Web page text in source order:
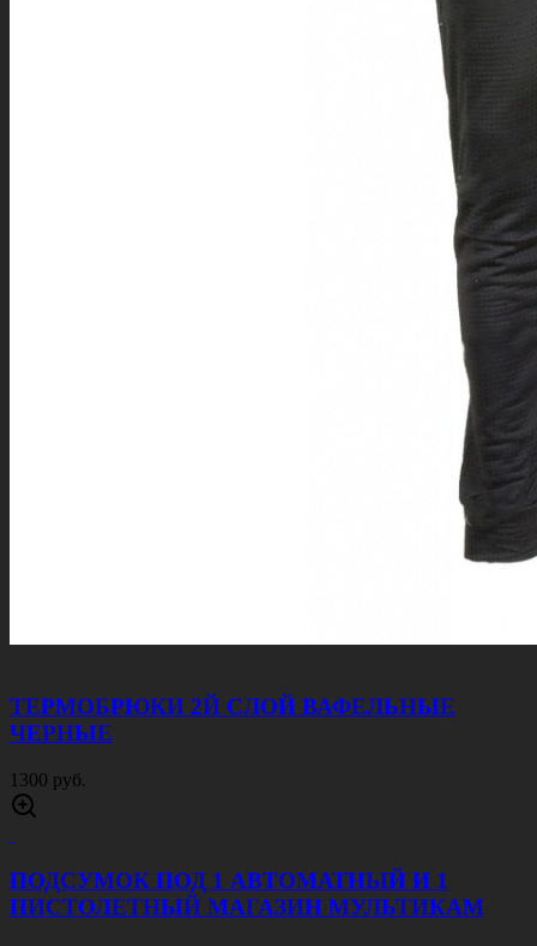
ТЕРМОБРЮКИ 2Й СЛОЙ ВАФЕЛЬНЫЕ
ЧЕРНЫЕ
1300 руб.
ПОДСУМОК ПОД 1 АВТОМАТНЫЙ И 1
ПИСТОЛЕТНЫЙ МАГАЗИН МУЛЬТИКАМ